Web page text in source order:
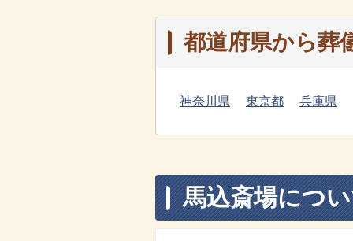
都道府県から葬
神奈川県 東京都 兵庫県
馬込斎場につ